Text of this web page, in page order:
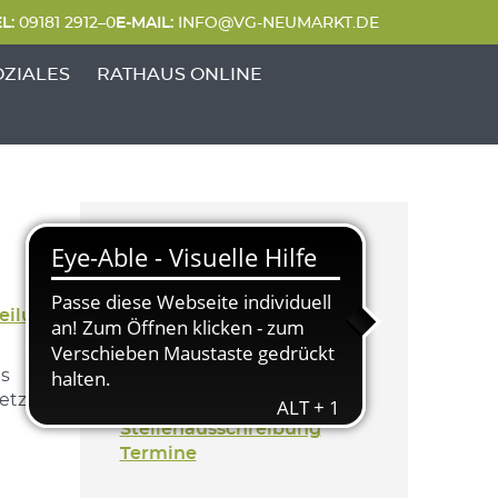
09181 2912–0E-MAIL:INFO@VG-NEUMARKT.DE
RATHAUS ONLINE
Kategorien
Aktuelles
Generation & Soziales
Stellenausschreibung
Termine